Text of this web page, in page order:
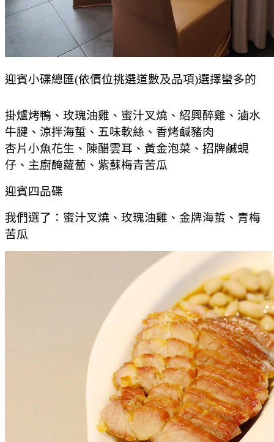
迎賓小碟總匯(依價位挑選道數及品項)選擇蠻多的
掛爐烤鴨、玫瑰油雞、蜜汁叉燒、紹興醉雞、滷水
牛腱、涼拌海蜇、五味軟絲、香烤鹹豬肉
杏片小魚花生、陳醋雲耳、黃金泡菜、招牌鹹蜆
仔、主廚醃蘿蔔、紫蘇梅青苦瓜
迎賓四品碟
我們選了：蜜汁叉燒、玫瑰油雞、金牌海蜇、青梅
苦瓜